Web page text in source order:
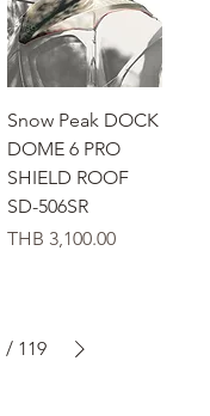
Snow Peak DOCK
DOME 6 PRO
SHIELD ROOF
SD-506SR
Price
THB 3,100.00
/ 119